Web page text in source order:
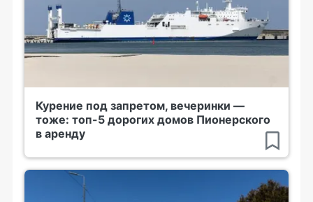
Курение под запретом, вечеринки —
тоже: топ-5 дорогих домов Пионерского
в аренду